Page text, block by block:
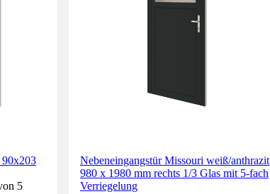
90x203
5
Nebeneingangstür Missouri weiß/anthrazit
980 x 1980 mm rechts 1/3 Glas mit 5-fach
Verriegelung